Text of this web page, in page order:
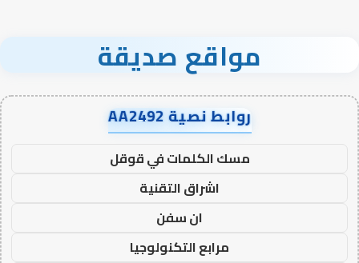
مواقع صديقة
روابط نصية AA2492
مسك الكلمات في قوقل
اشراق التقنية
ان سفن
مرابع التكنولوجيا